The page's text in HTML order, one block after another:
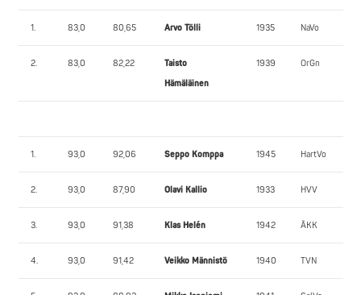
1. 83,0 80,65 Arvo Tölli 1935 NaVo
2. 83,0 82,22
Taisto
Hämäläinen
1939 OrGn
1. 93,0 92,06 Seppo Komppa 1945 HartVo
2. 93,0 87,90 Olavi Kallio 1933 HVV
3. 93,0 91,38 Klas Helén 1942 ÅKK
4. 93,0 91,42 Veikko Männistö 1940 TVN